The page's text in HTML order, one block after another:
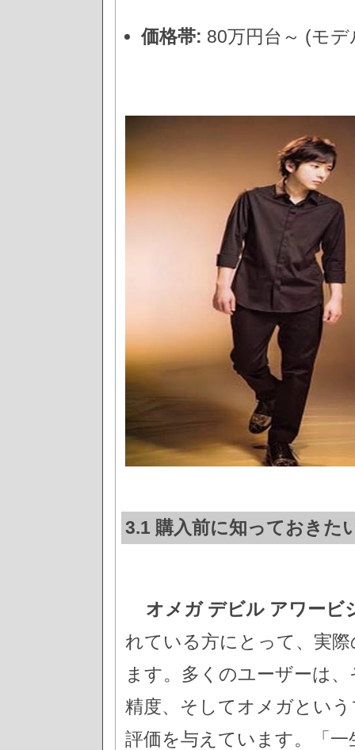
価格帯: 80万円台～ (モ
3.1 購入前に知っておきた
オメガ デビル アワービ
れている方にとって、実
ます。多くのユーザーは
精度、そしてオメガとい
評価を与えています。「